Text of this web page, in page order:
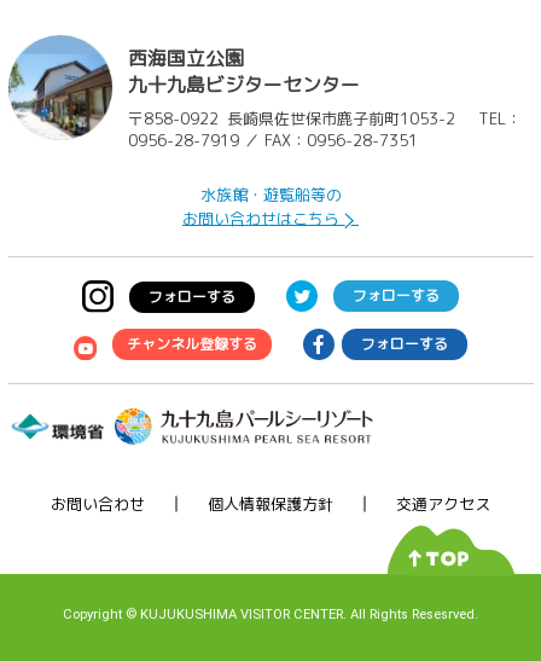
西海国立公園
九十九島ビジターセンター
〒858-0922 長崎県佐世保市鹿子前町1053-2
TEL：
0956-28-7919 ／ FAX：0956-28-7351
水族館・遊覧船等の
お問い合わせはこちら
フォローする フォローする
チャンネル登録する フォローする
お問い合わせ 個人情報保護方針 交通アクセス
Copyright © KUJUKUSHIMA VISITOR CENTER. All Rights Resesrved.